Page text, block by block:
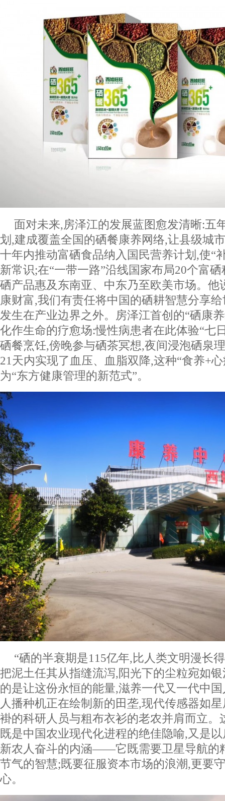
面对未来,房泽江的发展蓝图愈发清晰:五
划,建成覆盖全国的硒餐康养网络,让县级城
十年内推动富硒食品纳入国民营养计划,使“
新常识;在“一带一路”沿线国家布局20个富
硒产品惠及东南亚、中东乃至欧美市场。他
康财富,我们有责任将中国的硒耕智慧分享
发生在产业边界之外。房泽江首创的“硒康
化作生命的疗愈场:慢性病患者在此体验“七
硒餐烹饪,傍晚参与硒茶冥想,夜间浸泡硒泉
21天内实现了血压、血脂双降,这种“食养+
为“东方健康管理的新范式”。
“硒的半衰期是115亿年,比人类文明漫长
把泥土任其从指缝流泻,阳光下的尘粒宛如
的是让这份永恒的能量,滋养一代又一代中
人播种机正在绘制新的田垄,现代传感器如
褂的科研人员与粗布衣衫的老农并肩而立。
既是中国农业现代化进程的绝佳隐喻,又是
新农人奋斗的内涵——它既需要卫星导航的
节气的智慧;既要征服资本市场的浪潮,更要
心。